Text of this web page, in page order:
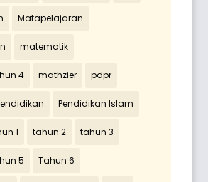
Matapelajaran
matematik
4 mathzier pdpr
Pendidikan Islam
1 tahun 2 tahun 3
5 Tahun 6